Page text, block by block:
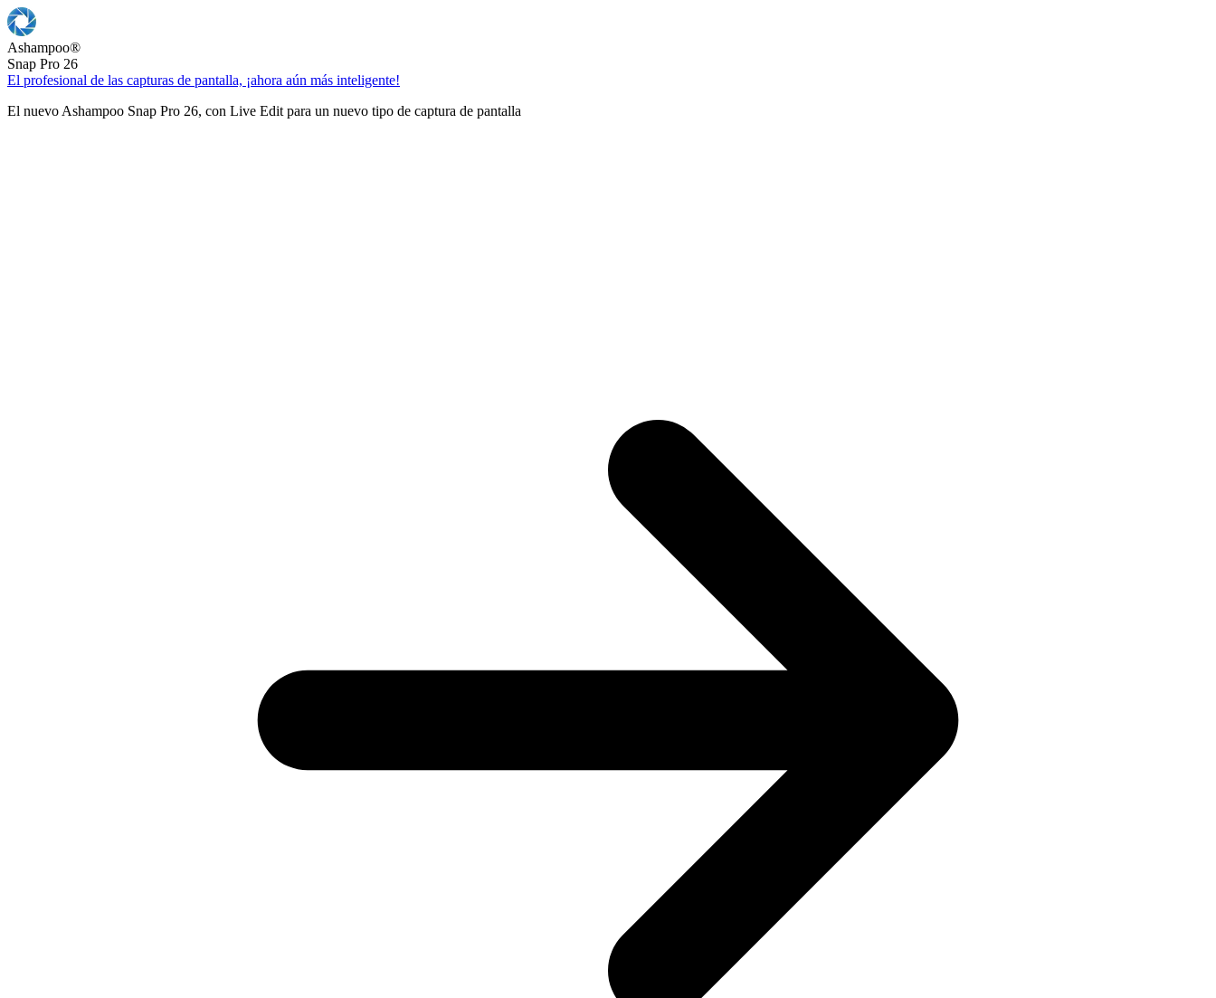
Ashampoo®
Snap Pro 26
El profesional de las capturas de pantalla, ¡ahora aún más inteligente!
El nuevo Ashampoo Snap Pro 26, con Live Edit para un nuevo tipo de captura de pantalla